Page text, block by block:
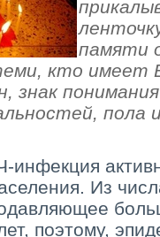
памяти
кто имеет
знак
пола
Из
поэтому,